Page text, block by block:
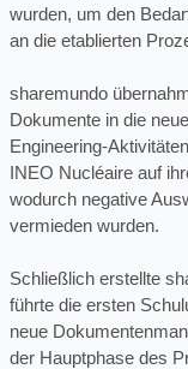
wurden, um den
an die etablierten
sharemundo
Dokumente in die
Engineering-
INEO Nucléaire auf
wodurch negative
vermieden wurden.
Schließlich erstellte
führte die ersten
neue
der Hauptphase des